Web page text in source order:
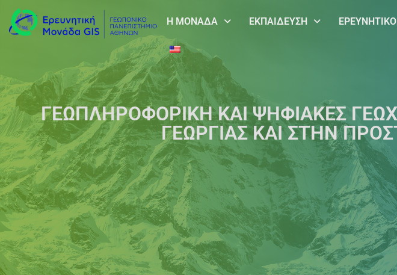
Η ΜΟΝΑΔΑ ΕΚΠΑΙΔΕΥΣΗ
ΓΕΩΠΛΗΡΟΦΟΡΙΚΗ ΚΑΙ ΨΗΦΙΑΚΕΣ
ΓΕΩΡΓΙΑΣ ΚΑΙ ΣΤΗΝ